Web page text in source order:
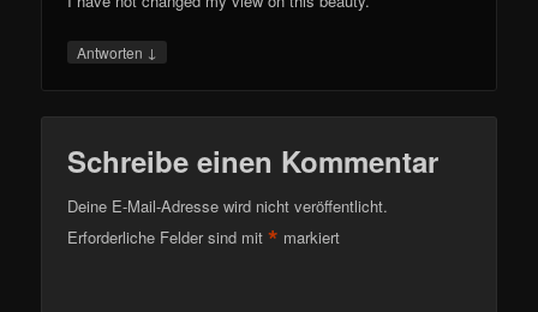
Antworten ↓
Schreibe einen Kommentar
Deine E-Mail-Adresse wird nicht veröffentlicht.
Erforderliche Felder sind mit* markiert